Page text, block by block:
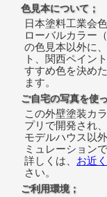
色見本について；
日本塗料工業会
ローバルカラー
の色見本以外に
ト、関西ペイン
すすめ色を決め
ます。
ご自宅の写真を使
この外壁塗装カ
プリで開発され
モデルハウス以
ミュレーション
詳しくは、 お近
さい。
ご利用環境；